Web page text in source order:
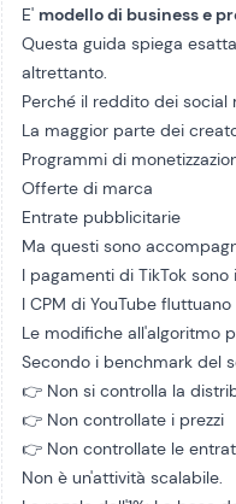
E' modello di business e
Questa guida spiega
altrettanto.
Perché il reddito dei social
La maggior parte dei
Programmi di
Offerte di marca
Entrate pubblicitarie
Ma questi sono
I pagamenti di TikTok
I CPM di YouTube
Le modifiche all'algoritmo
Secondo i benchmark del
👉 Non si controlla la
👉 Non controllate i prezzi
👉 Non controllate le
Non è un'attività scalabile.